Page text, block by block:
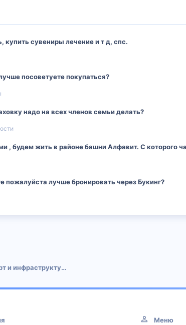
купить сувениры лечение и т д, спс.
посоветуете покупаться?
надо на всех членов семьи делать?
, будем жить в районе башни Алфавит. С которого
лучше бронировать через Букинг?
Общественный транспорт и инфраструктура
Меню